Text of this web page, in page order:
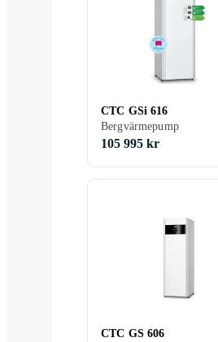
CTC GSi 616
Bergvärmepump
105 995 kr
CTC GS 606